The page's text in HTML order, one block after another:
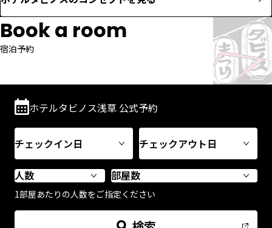
Book a room
宿泊予約
ホテルタビノス浅草 公式予約
1部屋あたりの人数をご指定ください